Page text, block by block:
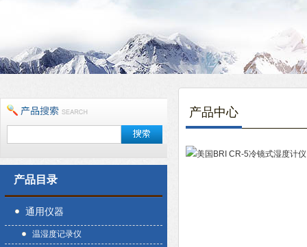
产品目录
通用仪器
温湿度记录仪
产品中心